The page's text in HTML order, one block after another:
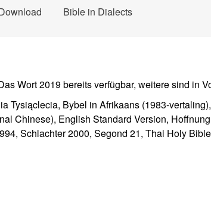
Bible in Dialects
Wort 2019 bereits verfügbar, weitere sind in
Tysiąclecia, Bybel in Afrikaans (1983-
Chinese), English Standard Version,
Schlachter 2000, Segond 21, Thai Holy